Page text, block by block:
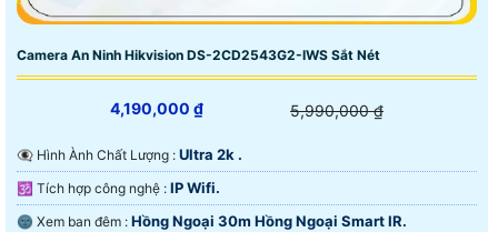
Camera An Ninh Hikvision DS-2CD2543G2-IWS Sắt Nét
4,190,000 ₫ 5,990,000 ₫
👁️‍🗨 Hình Ành Chất Lượng : Ultra 2k .
🕉️ Tích hợp công nghệ : IP Wifi.
🌚 Xem ban đêm : Hồng Ngoại 30m Hồng Ngoại Smart IR.